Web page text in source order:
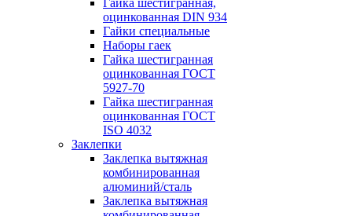
Гайка шестигранная,
оцинкованная DIN 934
Гайки специальные
Наборы гаек
Гайка шестигранная
оцинкованная ГОСТ
5927-70
Гайка шестигранная
оцинкованная ГОСТ
ISO 4032
Заклепки
Заклепка вытяжная
комбинированная
алюминий/сталь
Заклепка вытяжная